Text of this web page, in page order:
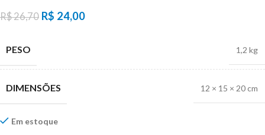
R$26,70 R$ 24,00
PESO 1,2 kg
DIMENSÕES 12 × 15 × 20 cm
Em estoque